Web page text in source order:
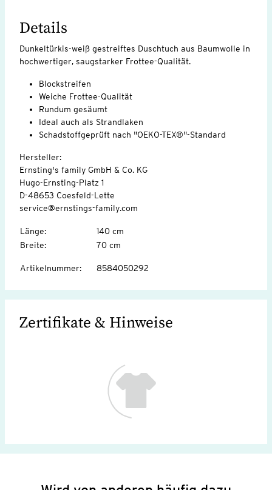
Details
Dunkeltürkis-weiß gestreiftes Duschtuch aus Baumwolle in
hochwertiger, saugstarker Frottee-Qualität.
Blockstreifen
Weiche Frottee-Qualität
Rundum gesäumt
Ideal auch als Strandlaken
Schadstoffgeprüft nach "OEKO-TEX®"-Standard
Hersteller:
Ernsting's family GmbH & Co. KG
Hugo-Ernsting-Platz 1
D-48653 Coesfeld-Lette
service@ernstings-family.com
Länge:
140 cm
Breite: 70 cm
Artikelnummer: 8584050292
Zertifikate & Hinweise